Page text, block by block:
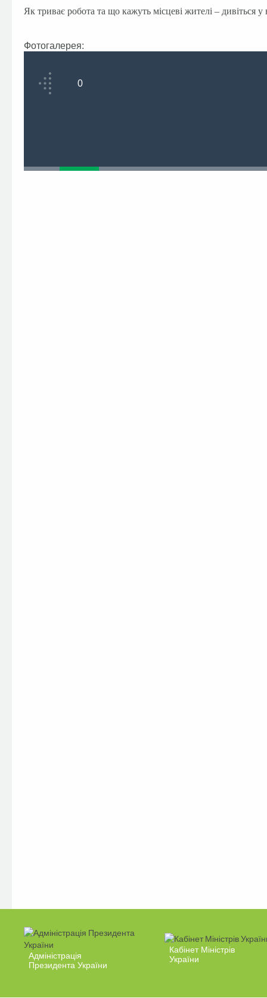
Як триває робота та що кажуть місцеві жителі – дивіться
Фотогалерея:
0
Адміністрація
Президента України
Кабінет Міністрів
України